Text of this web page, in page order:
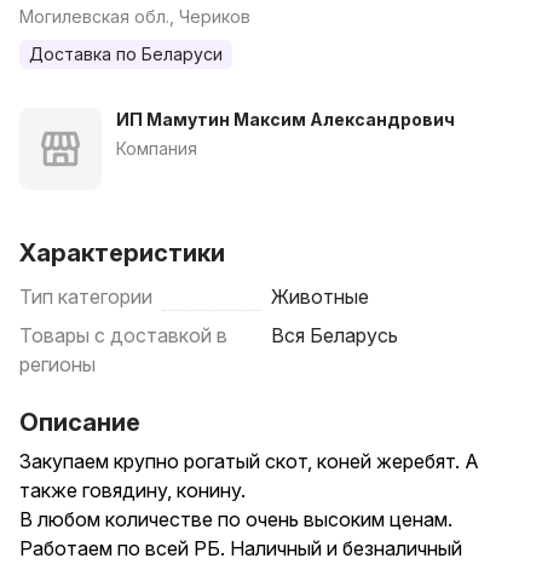
Могилевская обл., Чериков
Доставка по Беларуси
ИП Мамутин Максим Александрович
Компания
Характеристики
Тип категории
Животные
Товары с доставкой в
регионы
Вся Беларусь
Описание
Закупаем крупно рогатый скот, коней жеребят. А
также говядину, конину.
В любом количестве по очень высоким ценам.
Работаем по всей РБ. Наличный и безналичный